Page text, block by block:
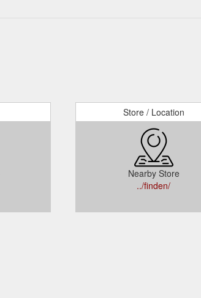
Store / Location
Nearby Store
../finden/